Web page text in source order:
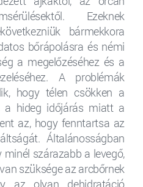
Ezeknek
bármekkora
bőrápolásra és némi
a megelőzéséhez és a
A problémák
hogy télen csökken a
a hideg időjárás miatt a
az, hogy fenntartsa az
Általánosságban
szárazabb a levegő,
szüksége az arcbőrnek
az olyan dehidratáció